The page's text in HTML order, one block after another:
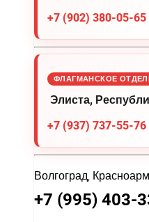
+7 (902) 380-05-65
ФЛАГМАНСКОЕ
Элиста,
+7 (937) 737-55-76
Волгоград,
+7 (995) 403-